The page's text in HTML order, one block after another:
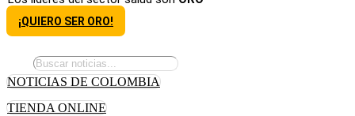
¡QUIERO SER ORO!
NOTICIAS DE COLOMBIA
TIENDA ONLINE